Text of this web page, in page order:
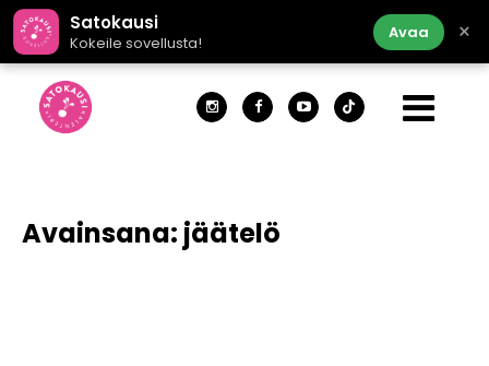
Satokausi
Kokeile sovellusta!
Avaa ×
Avainsana: jäätelö